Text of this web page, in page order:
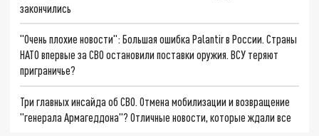
закончились
"Очень плохие новости": Большая ошибка Palantir в России. Страны
НАТО впервые за СВО остановили поставки оружия. ВСУ теряют
приграничье?
Три главных инсайда об СВО. Отмена мобилизации и возвращение
"генерала Армагеддона"? Отличные новости, которые ждали все